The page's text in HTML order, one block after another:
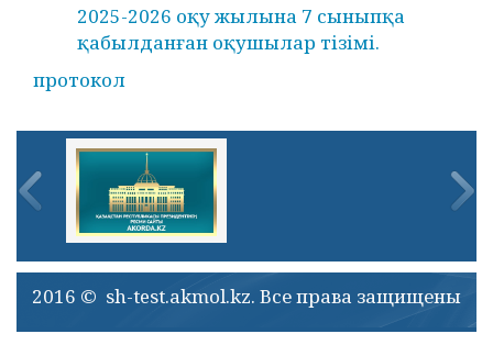
2025-2026 оқу жылына 7 сыныпқа
қабылданған оқушылар тізімі.
протокол
2016 © sh-test.akmol.kz. Все права защищены